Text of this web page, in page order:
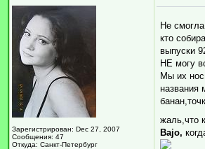
Зарегистрирован: Dec 27, 2007
Сообщения: 47
Откуда: Санкт-Петербург
Не
кто
выпуски
НЕ могу
Мы их
названия
жаль,что
Bajo,